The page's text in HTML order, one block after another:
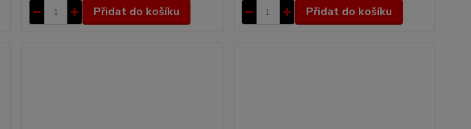
Přidat do košíku Přidat do košíku